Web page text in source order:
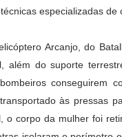
especializadas de
Arcanjo, do
além do suporte
conseguirem
às pressas
o corpo da mulher foi